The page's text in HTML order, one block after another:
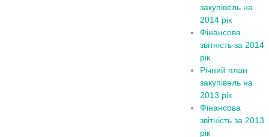
закупівель на
2014 рік
Фінансова
звітність за 2014
рік
Річний план
закупівель на
2013 рік
Фінансова
звітність за 2013
рік